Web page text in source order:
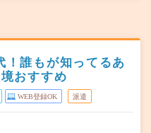
！誰もが知ってるあ
おすすめ
WEB登録OK 派遣